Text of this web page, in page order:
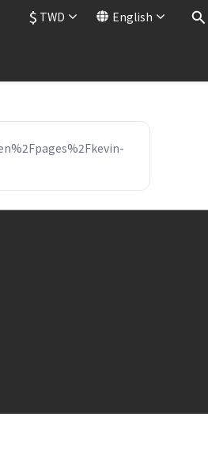
$ TWD English